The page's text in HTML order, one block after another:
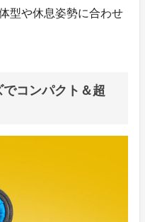
型や休息姿勢に合わせ
コンパクト＆超